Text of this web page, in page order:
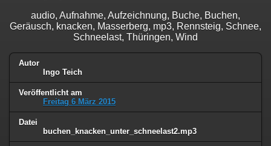
audio, Aufnahme, Aufzeichnung, Buche, Buchen,
Geräusch, knacken, Masserberg, mp3, Rennsteig, Schnee,
Schneelast, Thüringen, Wind
Autor
Ingo Teich
Veröffentlicht am
Freitag 6 März 2015
Datei
buchen_knacken_unter_schneelast2.mp3